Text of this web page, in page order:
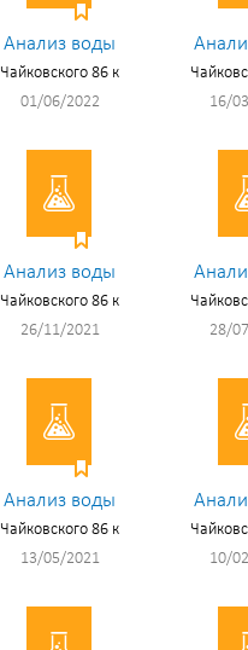
Анализ воды
Чайковского 86 к
01/06/2022
16/
Анализ воды
Чайковского 86 к
26/11/2021
28/
Анализ воды
Чайковского 86 к
13/05/2021
10/